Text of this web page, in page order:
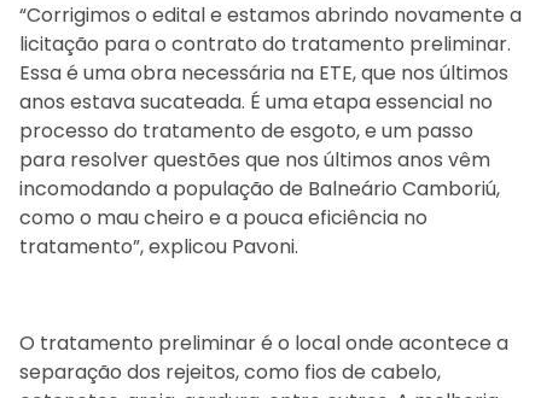
“Corrigimos o edital e estamos abrindo novamente a
licitação para o contrato do tratamento preliminar.
Essa é uma obra necessária na ETE, que nos últimos
anos estava sucateada. É uma etapa essencial no
processo do tratamento de esgoto, e um passo
para resolver questões que nos últimos anos vêm
incomodando a população de Balneário Camboriú,
como o mau cheiro e a pouca eficiência no
tratamento”, explicou Pavoni.
O tratamento preliminar é o local onde acontece a
separação dos rejeitos, como fios de cabelo,